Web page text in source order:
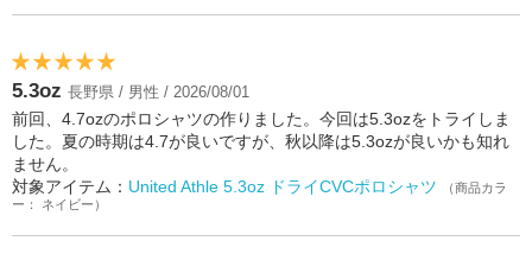
5.3oz 長野県 / 男性 / 2026/08/01
前回、4.7ozのポロシャツの作りました。今回は5.3ozをトライしま
した。夏の時期は4.7が良いですが、秋以降は5.3ozが良いかも知れ
ません。
対象アイテム： United Athle 5.3oz ドライCVCポロシャツ
（商品カラ
ー： ネイビー）